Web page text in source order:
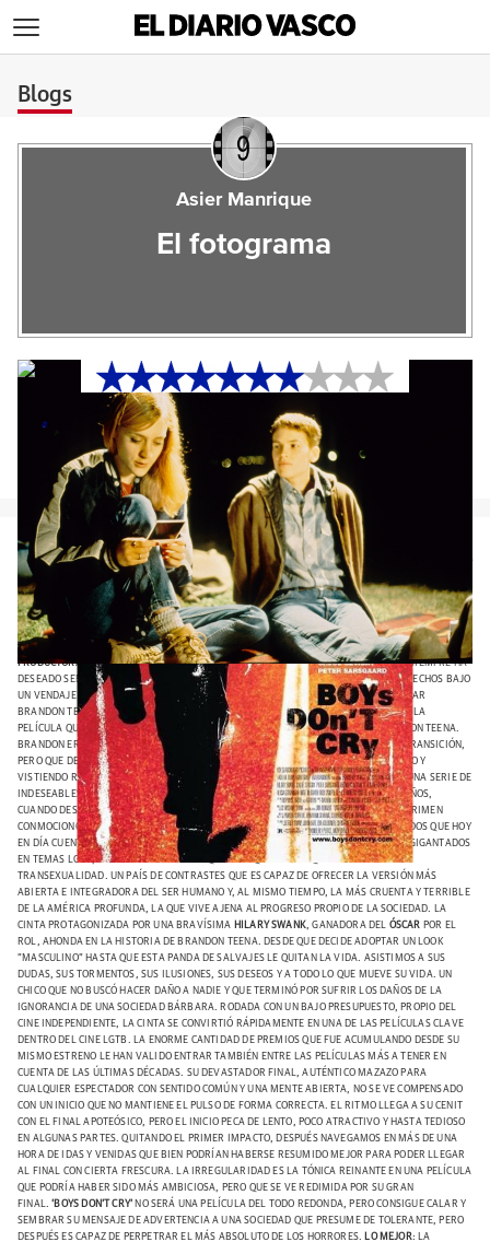
Blogs
Asier Manrique
El fotograma
‘Boys Don’t Cry’, la
crueldad del ser humano
cuando no entiende
Boys Don't Cry: Teena Brandon siempre ha deseado ser un chico. Así que un
día decide cortarse el pelo, ocultar sus pechos bajo un vendaje apretado, y
cambiar el orden de su nombre, pasándose a llamar Brandon Teena./
TÍTULO ORIGINAL : BOYS DON'T CRYAÑO : 1999 DURACIÓN: 114 MINUTOSPAÍS
UNIDOS
DIRECTOR :KIMBERLY PEIRCE GUION: KIMBERLY PEIRCE Y ANDY BIENEN
MÚSICA
NATHAN LARSON FOTOGRAFÍA:JIM DENAULT REPARTO:HILARY SWANK, CHLOË
SEVIGNY,
PETER SARSGAARD, BRENDAN SEXTON III,ALICIA GORANSON,
ALISON FOLLAND,
JEANETTA ARNETTE, ROB CAMPBELL, MATT MCGRATH, CHEYENNE RUSHING Y JERRY HAYNES
PRODUCTORA
FOX SEARCHLIGHT GÉNERO: DRAMA / ROMÁNTICO TEENA BRANDON SIEMPRE HA
DESEADO SER UN CHICO. ASÍ QUE UN DÍA DECIDE CORTARSE EL PELO, OCULTAR SUS PECHOS BAJO
UN VENDAJE APRETADO, Y CAMBIAR EL ORDEN DE SU NOMBRE, PASÁNDOSE A LLAMAR
BRANDON TEENA. ( FILMAFFINITY 'BOYS DON'T CRY' ES EL SUGERENTE TÍTULO PARA LA
PELÍCULA QUE CUENTA EL MACABRO CRIMEN QUE TERMINÓ CON LA VIDA DE BRANDON TEENA.
BRANDON ERA UN HOMBRE TRANSEXUAL QUE TODAVÍA NO INICIÓ SU PROCESO DE TRANSICIÓN,
PERO QUE DECIDIÓ LUCIR UN ASPECTO "VARONIL" CON UN CORTE DE PELO MÁS CORTO Y
VISTIENDO ROPA DE CHICO. LA MALA SUERTE LE HIZO CRUZARSE EN EL CAMINO DE UNA SERIE DE
INDESEABLES QUE TERMINARON CON SU VIDA EN 1993, CUANDO CONTABA CON 21 AÑOS,
CUANDO DESCUBRIERON QUE TENÍA GENITALES FEMENINOS Y NO MASCULINOS.EL CRIMEN
CONMOCIONÓ A LA OPINIÓN PÚBLICA EN ESTADOS UNIDOS, LA MISMA ESTADOS UNIDOS QUE HOY
EN DÍA CUENTA CON UN PRESIDENTE EMPEÑADO EN DAR MARCHA ATRÁS A PASOS AGIGANTADOS
EN TEMAS LGTB, Y ESPECIALMENTE EN AQUELLOS QUE TIENEN QUE VER CON LA
TRANSEXUALIDAD. UN PAÍS DE CONTRASTES QUE ES CAPAZ DE OFRECER LA VERSIÓN MÁS
ABIERTA E INTEGRADORA DEL SER HUMANO Y, AL MISMO TIEMPO, LA MÁS CRUENTA Y TERRIBLE
DE LA AMÉRICA PROFUNDA, LA QUE VIVE AJENA AL PROGRESO PROPIO DE LA SOCIEDAD. LA
CINTA PROTAGONIZADA POR UNA BRAVÍSIMA HILARY SWANK, GANADORA DEL ÓSCAR POR EL
ROL, AHONDA EN LA HISTORIA DE BRANDON TEENA. DESDE QUE DECIDE ADOPTAR UN LOOK
"MASCULINO" HASTA QUE ESTA PANDA DE SALVAJES LE QUITAN LA VIDA. ASISTIMOS A SUS
DUDAS, SUS TORMENTOS, SUS ILUSIONES, SUS DESEOS Y A TODO LO QUE MUEVE SU VIDA. UN
CHICO QUE NO BUSCÓ HACER DAÑO A NADIE Y QUE TERMINÓ POR SUFRIR LOS DAÑOS DE LA
IGNORANCIA DE UNA SOCIEDAD BÁRBARA. RODADA CON UN BAJO PRESUPUESTO, PROPIO DEL
CINE INDEPENDIENTE, LA CINTA SE CONVIRTIÓ RÁPIDAMENTE EN UNA DE LAS PELÍCULAS CLAVE
DENTRO DEL CINE LGTB. LA ENORME CANTIDAD DE PREMIOS QUE FUE ACUMULANDO DESDE SU
MISMO ESTRENO LE HAN VALIDO ENTRAR TAMBIÉN ENTRE LAS PELÍCULAS MÁS A TENER EN
CUENTA DE LAS ÚLTIMAS DÉCADAS. SU DEVASTADOR FINAL, AUTÉNTICO MAZAZO PARA
CUALQUIER ESPECTADOR CON SENTIDO COMÚN Y UNA MENTE ABIERTA, NO SE VE COMPENSADO
CON UN INICIO QUE NO MANTIENE EL PULSO DE FORMA CORRECTA. EL RITMO LLEGA A SU CENIT
CON EL FINAL APOTEÓSICO, PERO EL INICIO PECA DE LENTO, POCO ATRACTIVO Y HASTA TEDIOSO
EN ALGUNAS PARTES. QUITANDO EL PRIMER IMPACTO, DESPUÉS NAVEGAMOS EN MÁS DE UNA
HORA DE IDAS Y VENIDAS QUE BIEN PODRÍAN HABERSE RESUMIDO MEJOR PARA PODER LLEGAR
AL FINAL CON CIERTA FRESCURA. LA IRREGULARIDAD ES LA TÓNICA REINANTE EN UNA PELÍCULA
QUE PODRÍA HABER SIDO MÁS AMBICIOSA, PERO QUE SE VE REDIMIDA POR SU GRAN
FINAL.'BOYS DON'T CRY' NO SERÁ UNA PELÍCULA DEL TODO REDONDA, PERO CONSIGUE CALAR Y
SEMBRAR SU MENSAJE DE ADVERTENCIA A UNA SOCIEDAD QUE PRESUME DE TOLERANTE, PERO
DESPUÉS ES CAPAZ DE PERPETRAR EL MÁS ABSOLUTO DE LOS HORRORES. LO MEJOR: LA